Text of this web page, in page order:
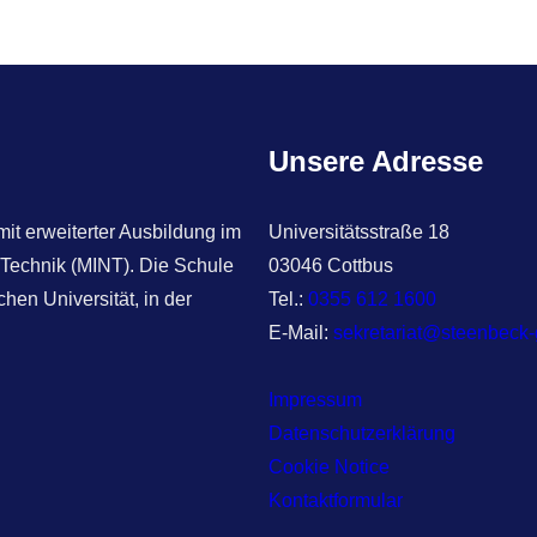
erweiterter Ausbildung im
(MINT). Die Schule
Universität, in der
Unsere Adresse
Universitätsstraße 18
03046 Cottbus
Tel.: 0355 612 1600
E-Mail:
Impressum
Datenschutzerklärung
Cookie Notice
Kontaktformular